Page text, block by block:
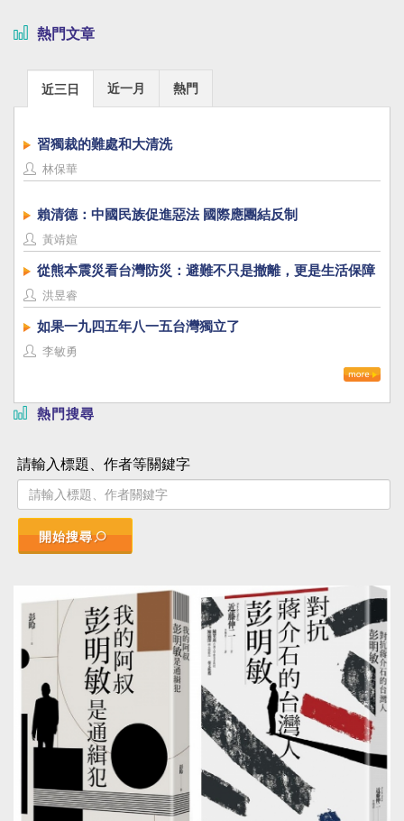
熱門文章
近三日 近一月 熱門
習獨裁的難處和大清洗
林保華
賴清德：中國民族促進惡法 國際應團結反制
黃靖媗
從熊本震災看台灣防災：避難不只是撤離，更是生活保障
洪昱睿
如果一九四五年八一五台灣獨立了
李敏勇
熱門搜尋
請輸入標題、作者等關鍵字
開始搜尋